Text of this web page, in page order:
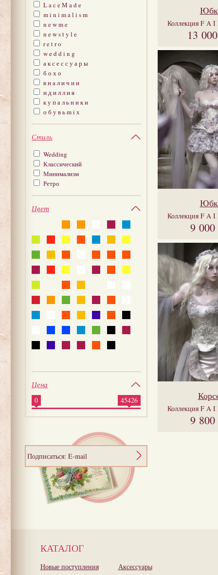
L a c e M a d e
m i n i m a l i s m
n e w m e
n e w s t y l e
r e t r o
w e d d i n g
а к с е с с у а р ы
б о х о
в н а л и ч и и
и д и л л и я
к у п а л ь н и к и
о б у в ь m i x
Стиль
Wedding
Классический
Минимализм
Ретро
Цвет
Цена
0 45426
Подписаться: E-mail
Коллекция F A I
13
Коллекция F A I
9 000
Коллекция F A I
9 800
КАТАЛОГ
Новые поступления Аксессуары